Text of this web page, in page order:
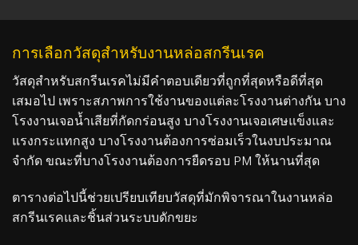
การเลือกวัสดุสำหรับงานหล่อสกรีนเรค
วัสดุสำหรับสกรีนเรคไม่มีคำตอบเดียวที่ถูกที่สุดหรือดีที่สุด
เสมอไป เพราะสภาพการใช้งานของแต่ละโรงงานต่างกัน บาง
โรงงานเจอน้ำเสียที่กัดกร่อนสูง บางโรงงานเจอเศษแข็งและ
แรงกระแทกสูง บางโรงงานต้องการซ่อมเร็วในงบประมาณ
จำกัด ขณะที่บางโรงงานต้องการยืดรอบ PM ให้นานที่สุด
ตารางต่อไปนี้ช่วยเปรียบเทียบวัสดุที่มักพิจารณาในงานหล่อ
สกรีนเรคและชิ้นส่วนระบบดักขยะ